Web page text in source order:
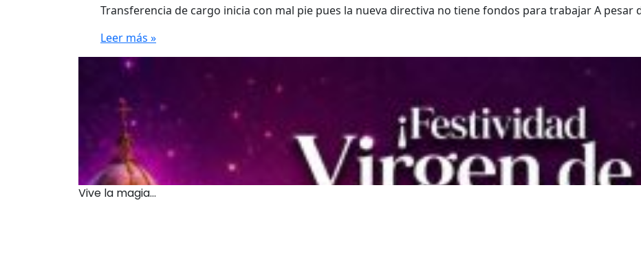
Transferencia de cargo inicia con mal pie pues la nueva directiva no tiene fondos para trabajar A pesar
Leer más »
Vive la magia...